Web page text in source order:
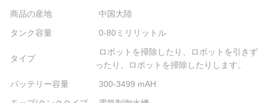
商品の産地
中国大陸
タンク容量
0-80ミリリットル
タイプ
ロボットを掃除したり、ロボットを引きず
ったり、ロボットを掃除したりします。
バッテリー容量
300-3499 mAH